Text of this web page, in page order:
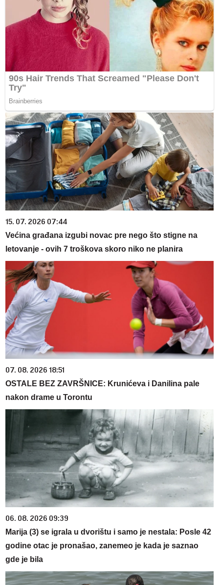
15. 07. 2026 07:44
Većina građana izgubi novac pre nego što stigne na
letovanje - ovih 7 troškova skoro niko ne planira
07. 08. 2026 18:51
OSTALE BEZ ZAVRŠNICE: Krunićeva i Danilina pale
nakon drame u Torontu
06. 08. 2026 09:39
Marija (3) se igrala u dvorištu i samo je nestala: Posle 42
godine otac je pronašao, zanemeo je kada je saznao
gde je bila